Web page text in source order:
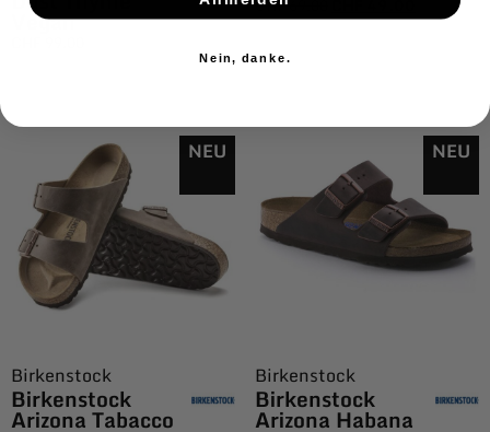
Vegan CHF69.00
NEU
Birkenstock
Birkenstock
Arizona Tabacco
NEU
Birkenstock
Birkenstock
Arizona Habana
Nein, danke.